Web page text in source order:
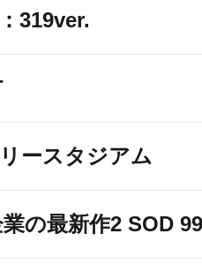
319ver.
ースタジアム
の最新作2 SOD